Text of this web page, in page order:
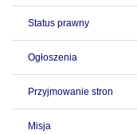
Status prawny
Ogłoszenia
Przyjmowanie stron
Misja